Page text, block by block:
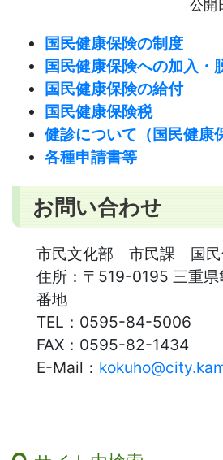
公開
国民健康保険の制度
国民健康保険への加入・
国民健康保険の給付
国民健康保険税
健診について（国民健康
各種申請書等
お問い合わせ
市民文化部 市民課 国民
住所： 〒519-0195 三重
番地
TEL： 0595-84-5006
FAX： 0595-82-1434
E-Mail：